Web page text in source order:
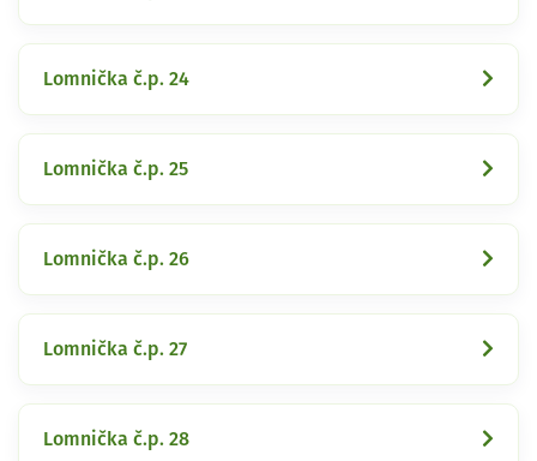
Lomnička č.p. 24
Lomnička č.p. 25
Lomnička č.p. 26
Lomnička č.p. 27
Lomnička č.p. 28